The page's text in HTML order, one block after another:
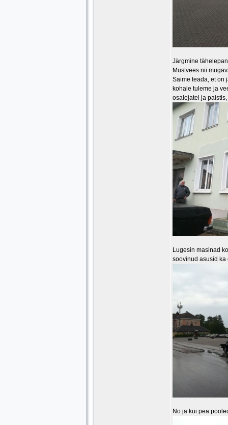
Järgmine
Mustvees nii
Saime teada, et on
kohale tuleme ja
osalejatel ja
Lugesin masinad
soovinud asusid ka
No ja kui pea